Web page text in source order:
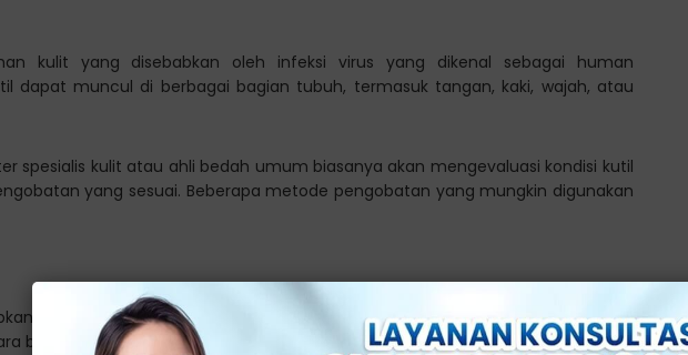
kulit yang disebabkan oleh infeksi virus yang dikenal sebagai human
dapat muncul di berbagai bagian tubuh, termasuk tangan, kaki, wajah, atau
spesialis kulit atau ahli bedah umum biasanya akan mengevaluasi kondisi kutil
yang sesuai. Beberapa metode pengobatan yang mungkin digunakan
krim atau solusi yang mengandung bahan kimia tertentu untuk
bertahap.